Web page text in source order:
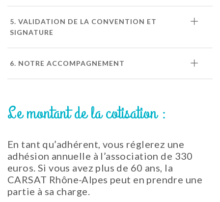
5. VALIDATION DE LA CONVENTION ET
SIGNATURE
6. NOTRE ACCOMPAGNEMENT
Le montant de la cotisation :
En tant qu’adhérent, vous réglerez une
adhésion annuelle à l’association de 330
euros. Si vous avez plus de 60 ans, la
CARSAT Rhône-Alpes peut en prendre une
partie à sa charge.